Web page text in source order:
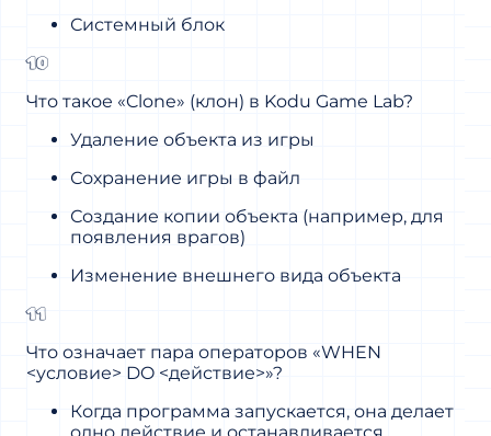
Системный блок
10
Что такое «Clone» (клон) в Kodu Game Lab?
Удаление объекта из игры
Сохранение игры в файл
Создание копии объекта (например, для
появления врагов)
Изменение внешнего вида объекта
11
Что означает пара операторов «WHEN
<условие> DO <действие>»?
Когда программа запускается, она делает
одно действие и останавливается